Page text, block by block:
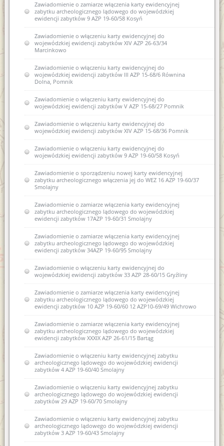
Zawiadomienie o zamiarze włączenia karty ewidencyjnej
zabytku archeologicznego lądowego do wojewódzkiej
ewidencji zabytków 9 AZP 19-60/58 Kosyń
Zawiadomienie o włączeniu karty ewidencyjnej do
wojewódzkiej ewidencji zabytków XIV AZP 26-63/34
Marcinkowo
Zawiadomienie o włączeniu karty ewidencyjnej do
wojewódzkiej ewidencji zabytków III AZP 15-68/6 Równina
Dolna, Pomnik
Zawiadomienie o włączeniu karty ewidencyjnej do
wojewódzkiej ewidencji zabytków V AZP 15-68/27 Pomnik
Zawiadomienie o włączeniu karty ewidencyjnej do
wojewódzkiej ewidencji zabytków XIV AZP 15-68/36 Pomnik
Zawiadomienie o włączeniu karty ewidencyjnej do
wojewódzkiej ewidencji zabytków 9 AZP 19-60/58 Kosyń
Zawiadomienie o sporządzeniu nowej karty ewidencyjnej
zabytku archeologicznego włączenia jej do WEZ 16 AZP 19-60/37
Smolajny
Zawiadomienie o zamiarze włączenia karty ewidencyjnej
zabytku archeologicznego lądowego do wojewódzkiej
ewidencji zabytków 17AZP 19-60/31 Smolajny
Zawiadomienie o zamiarze włączenia karty ewidencyjnej
zabytku archeologicznego lądowego do wojewódzkiej
ewidencji zabytków 34AZP 19-60/95 Smolajny
Zawiadomienie o włączeniu karty ewidencyjnej do
wojewódzkiej ewidencji zabytków 33 AZP 28-60/15 Gryźliny
Zawiadomienie o zamiarze włączenia karty ewidencyjnej
zabytku archeologicznego lądowego do wojewódzkiej
ewidencji zabytków 10 AZP 19-60/60 12 AZP10-69/49 Wichrowo
Zawiadomienie o zamiarze włączenia karty ewidencyjnej
zabytku archeologicznego lądowego do wojewódzkiej
ewidencji zabytków XXXIX AZP 26-61/15 Bartąg
Zawiadomienie o włączeniu karty ewidencyjnej zabytku
archeologicznego lądowego do wojewódzkiej ewidencji
zabytków 4 AZP 19-60/40 Smolajny
Zawiadomienie o włączeniu karty ewidencyjnej zabytku
archeologicznego lądowego do wojewódzkiej ewidencji
zabytków 29 AZP 19-60/70 Smolajny
Zawiadomienie o włączeniu karty ewidencyjnej zabytku
archeologicznego lądowego do wojewódzkiej ewidencji
zabytków 3 AZP 19-60/43 Smolajny